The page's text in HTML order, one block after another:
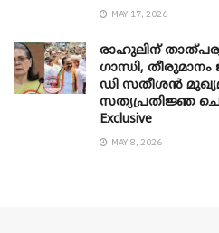
MAY 17, 2026
രാഹുലിന്
​ഗാന്ധി,
ഡി സതീശൻ
സത്യപ്രതിജ്ഞ
Exclusive
MAY 8, 2026